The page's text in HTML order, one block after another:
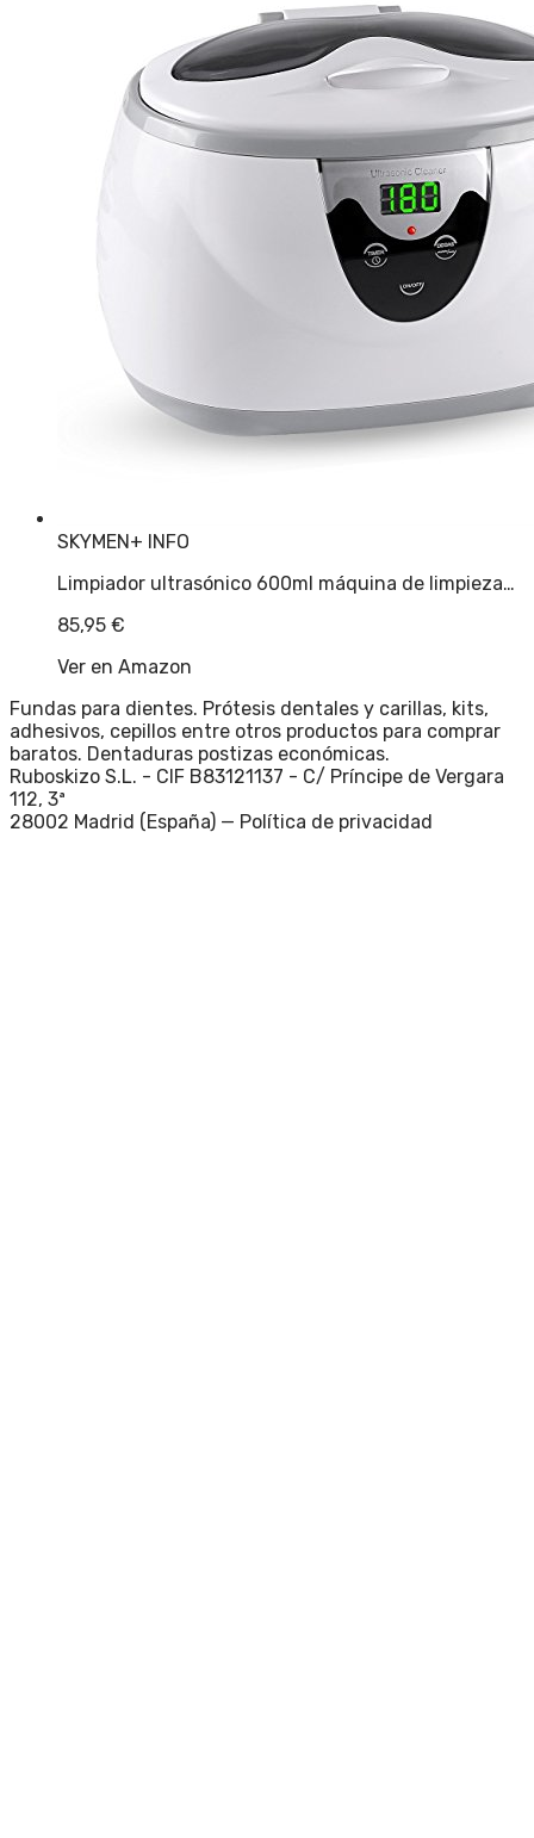
SKYMEN+ INFO
Limpiador ultrasónico 600ml máquina de limpieza…
85,95 €
Ver en Amazon
Fundas para dientes. Prótesis dentales y carillas, kits,
adhesivos, cepillos entre otros productos para comprar
baratos. Dentaduras postizas económicas.
Ruboskizo S.L. - CIF B83121137 - C/ Príncipe de Vergara
112, 3ª
28002 Madrid (España) — Política de privacidad